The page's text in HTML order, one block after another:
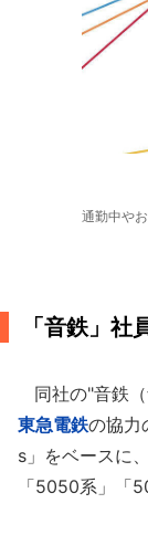
通勤中や
「音鉄」社
同社の"音鉄（
東急電鉄の協力
s」をベースに
「5050系」「